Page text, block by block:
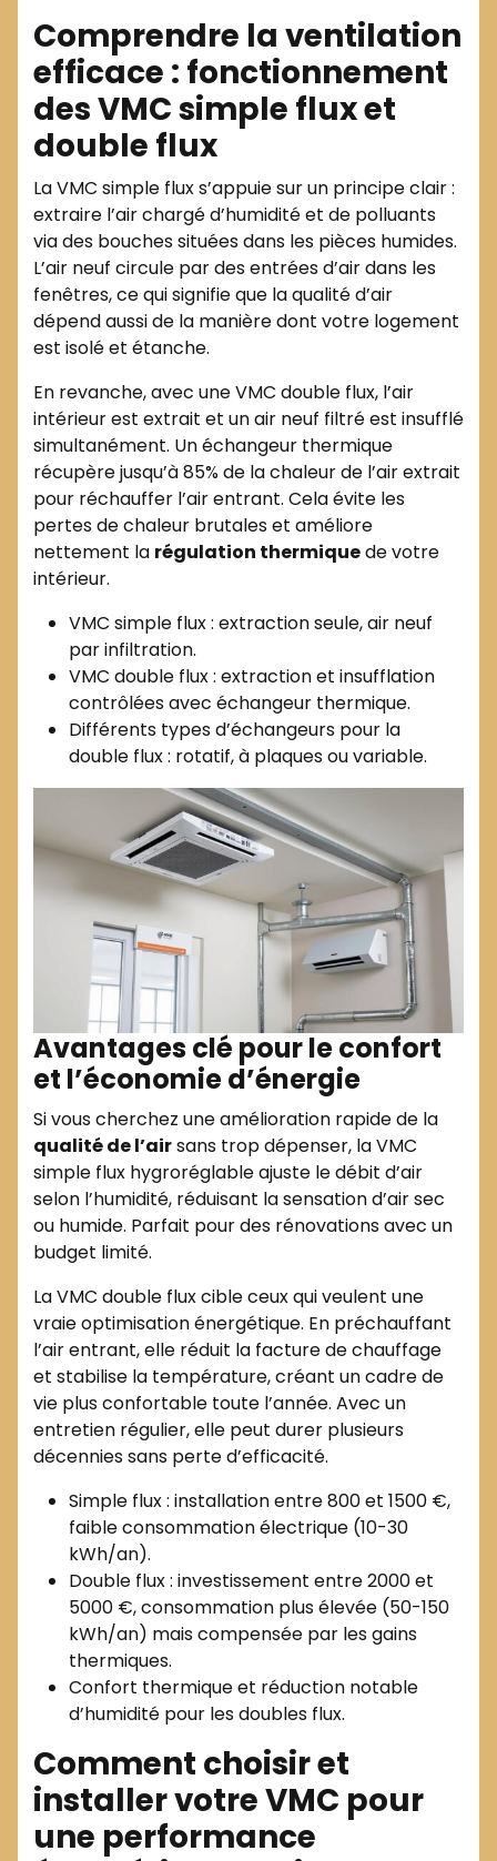
Comprendre la ventilation
efficace : fonctionnement
des VMC simple flux et
double flux
La VMC simple flux s’appuie sur un principe clair :
extraire l’air chargé d’humidité et de polluants
via des bouches situées dans les pièces humides.
L’air neuf circule par des entrées d’air dans les
fenêtres, ce qui signifie que la qualité d’air
dépend aussi de la manière dont votre logement
est isolé et étanche.
En revanche, avec une VMC double flux, l’air
intérieur est extrait et un air neuf filtré est insufflé
simultanément. Un échangeur thermique
récupère jusqu’à 85% de la chaleur de l’air extrait
pour réchauffer l’air entrant. Cela évite les
pertes de chaleur brutales et améliore
nettement la régulation thermiquede votre
intérieur.
VMC simple flux : extraction seule, air neuf
par infiltration.
VMC double flux : extraction et insufflation
contrôlées avec échangeur thermique.
Différents types d’échangeurs pour la
double flux : rotatif, à plaques ou variable.
Avantages clé pour le confort
et l’économie d’énergie
Si vous cherchez une amélioration rapide de la
qualité de l’airsans trop dépenser, la VMC
simple flux hygroréglable ajuste le débit d’air
selon l’humidité, réduisant la sensation d’air sec
ou humide. Parfait pour des rénovations avec un
budget limité.
La VMC double flux cible ceux qui veulent une
vraie optimisation énergétique. En préchauffant
l’air entrant, elle réduit la facture de chauffage
et stabilise la température, créant un cadre de
vie plus confortable toute l’année. Avec un
entretien régulier, elle peut durer plusieurs
décennies sans perte d’efficacité.
Simple flux : installation entre 800 et 1500 €,
faible consommation électrique (10-30
kWh/an).
Double flux : investissement entre 2000 et
5000 €, consommation plus élevée (50-150
kWh/an) mais compensée par les gains
thermiques.
Confort thermique et réduction notable
d’humidité pour les doubles flux.
Comment choisir et
installer votre VMC pour
une performance